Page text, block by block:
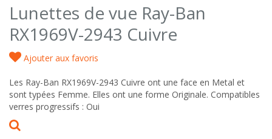
Lunettes de vue Ray-Ban
RX1969V-2943 Cuivre
Ajouter aux favoris
Les Ray-Ban RX1969V-2943 Cuivre ont une face en Metal et
sont typées Femme. Elles ont une forme Originale. Compatibles
verres progressifs : Oui